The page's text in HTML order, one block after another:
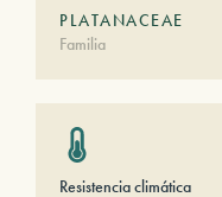
PLATANACEAE
Familia
Resistencia climática